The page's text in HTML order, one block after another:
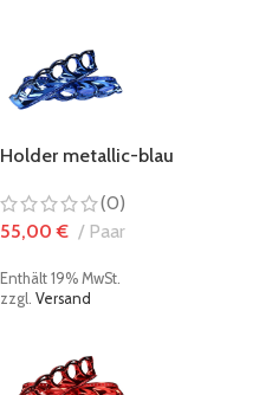
Holder metallic-blau
(0)
55,00€ Paar
Enthält 19% MwSt.
zzgl. Versand